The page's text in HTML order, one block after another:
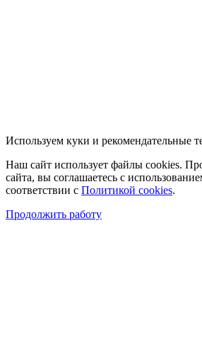
Используем куки и рекомендательные
Наш сайт использует файлы cookies.
сайта, вы соглашаетесь с
соответствии с Политикой cookies.
Продолжить работу